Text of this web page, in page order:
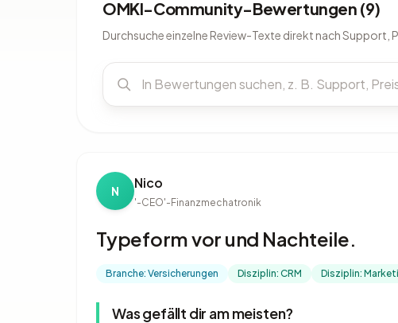
OMKI-Community-Bewertungen (9)
Durchsuche einzelne Review-Texte direkt nach Support,
N Nico
'-CEO'-Finanzmechatronik
Typeform vor und Nachteile.
Branche: Versicherungen Disziplin: CRM Disziplin:
Was gefällt dir am meisten?